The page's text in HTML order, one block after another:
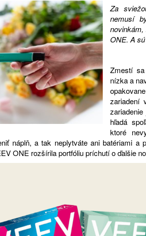
Za
nemusí
ONE. A
Zmestí
nízka a
zariadení
hľadá
ktoré
náplň, a tak neplytváte ani batériami a
ONE rozšírila portfóliu príchutí o ďalšie